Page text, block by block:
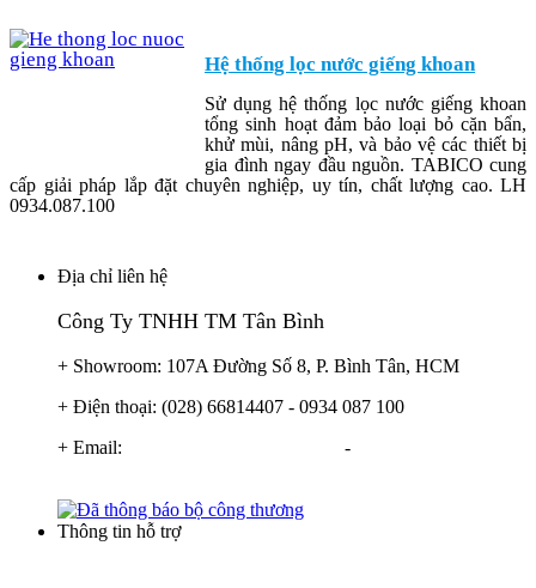
Hệ thống lọc nước giếng khoan
Sử dụng hệ thống lọc nước giếng khoan
tổng sinh hoạt đảm bảo loại bỏ cặn bẩn,
khử mùi, nâng pH, và bảo vệ các thiết bị
gia đình ngay đầu nguồn. TABICO cung
cấp giải pháp lắp đặt chuyên nghiệp, uy tín, chất lượng cao. LH
0934.087.100
Địa chỉ liên hệ
Công Ty TNHH TM Tân Bình
+ Showroom: 107A Đường Số 8, P. Bình Tân, HCM
+ Điện thoại: (028) 66814407 - 0934 087 100
+ Email:
-
Thông tin hỗ trợ